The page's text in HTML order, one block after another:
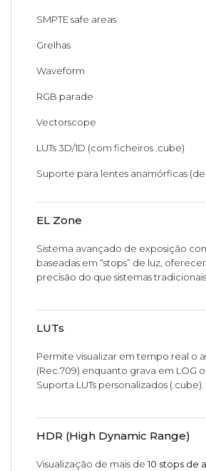
SMPTE safe areas
Grelhas
Waveform
RGB parade
Vectorscope
LUTs 3D/1D (com ficheiros .cube)
Suporte para lentes anamórficas
EL Zone
Sistema avançado de exposição
baseadas em “stops” de luz,
precisão do que sistemas tradicionais
LUTs
Permite visualizar em tempo real o
(Rec.709) enquanto grava em LOG
Suporta LUTs personalizados (.cube).
HDR (High Dynamic Range)
Visualização de mais de10 stops de